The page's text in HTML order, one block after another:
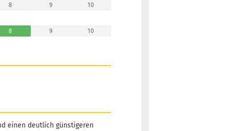
8 9 10
8 9 10
einen deutlich günstigeren